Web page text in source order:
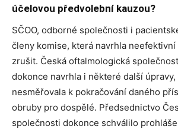
účelovou předvolební kauzou?
SČOO, odborné společnosti i
členy komise, která navrhla
zrušit. Česká oftalmologická
dokonce navrhla i některé další úpravy,
nesměřovala k pokračování daného
obruby pro dospělé. Předsednictvo
společnosti dokonce schválilo